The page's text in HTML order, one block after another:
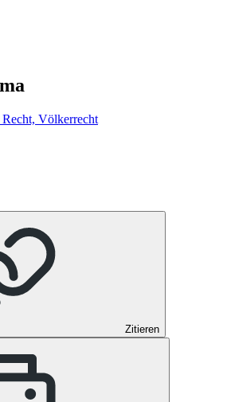
Völkerrecht
Zitieren